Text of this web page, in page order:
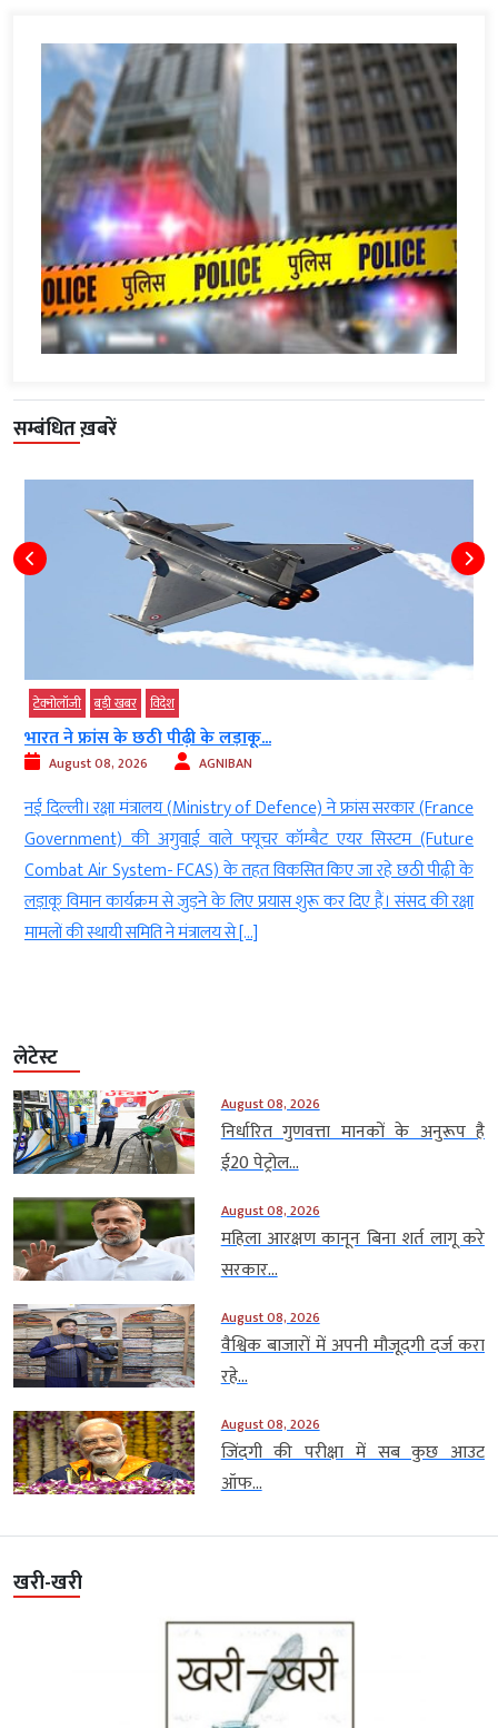
सम्बंधित ख़बरें
टेक्‍नोलॉजी बड़ी खबर विदेश
भारत ने फ्रांस के छठी पीढ़ी के लड़ाकू...
August 08, 2026 AGNIBAN
नई दिल्ली। रक्षा मंत्रालय (Ministry of Defence) ने फ्रांस सरकार (France
Government) की अगुवाई वाले फ्यूचर कॉम्बैट एयर सिस्टम (Future
Combat Air System- FCAS) के तहत विकसित किए जा रहे छठी पीढ़ी के
लड़ाकू विमान कार्यक्रम से जुड़ने के लिए प्रयास शुरू कर दिए हैं। संसद की रक्षा
मामलों की स्थायी समिति ने मंत्रालय से […]
लेटेस्ट
August 08, 2026
निर्धारित गुणवत्ता मानकों के अनुरूप है
ई20 पेट्रोल...
August 08, 2026
महिला आरक्षण कानून बिना शर्त लागू करे
सरकार...
August 08, 2026
वैश्विक बाजारों में अपनी मौजूदगी दर्ज करा
रहे...
August 08, 2026
जिंदगी की परीक्षा में सब कुछ आउट
ऑफ...
खरी-खरी